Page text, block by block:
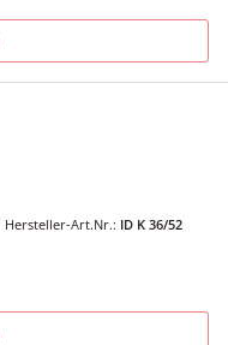
Hersteller-Art.Nr.: ID K 36/52